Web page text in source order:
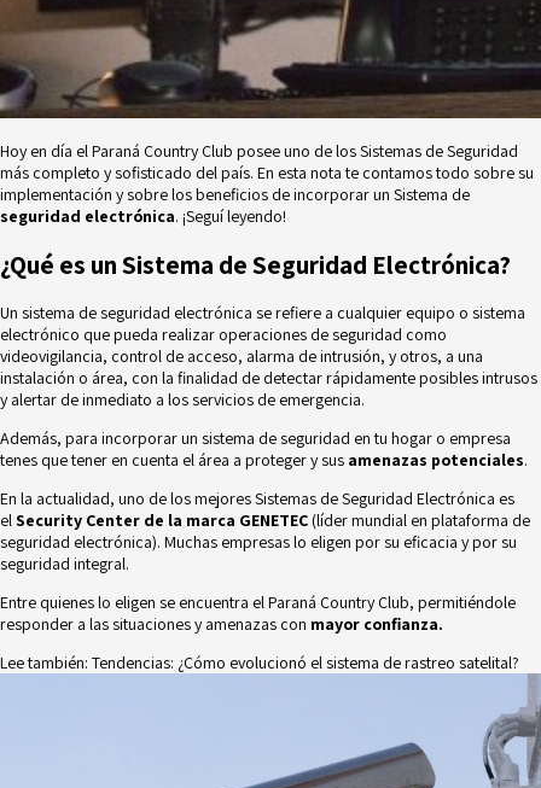
Hoy en día el Paraná Country Club posee uno de los Sistemas de Seguridad
más completo y sofisticado del país. En esta nota te contamos todo sobre su
implementación y sobre los beneficios de incorporar un Sistema de
seguridad electrónica. ¡Seguí leyendo!
¿Qué es un Sistema de Seguridad Electrónica?
Un sistema de seguridad electrónica se refiere a cualquier equipo o sistema
electrónico que pueda realizar operaciones de seguridad como
videovigilancia, control de acceso, alarma de intrusión, y otros, a una
instalación o área, con la finalidad de detectar rápidamente posibles intrusos
y alertar de inmediato a los servicios de emergencia.
Además, para incorporar un sistema de seguridad en tu hogar o empresa
tenes que tener en cuenta el área a proteger y sus amenazas potenciales.
En la actualidad, uno de los mejores Sistemas de Seguridad Electrónica es
elSecurity Center de la marca GENETEC (líder mundial en plataforma de
seguridad electrónica). Muchas empresas lo eligen por su eficacia y por su
seguridad integral.
Entre quienes lo eligen se encuentra elParaná Country Club, permitiéndole
responder a las situaciones y amenazas con mayor confianza.
Lee también: Tendencias: ¿Cómo evolucionó el sistema de rastreo satelital?